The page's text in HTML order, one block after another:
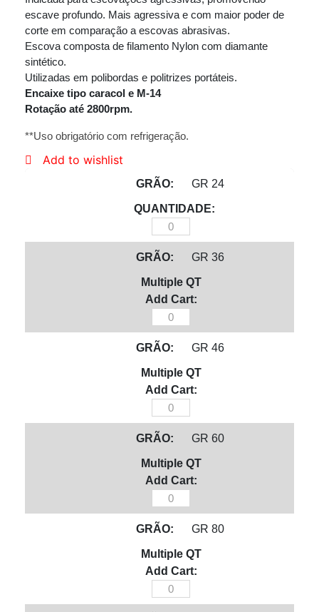
escave profundo. Mais agressiva e com maior poder de
corte em comparação a escovas abrasivas.
Escova composta de filamento Nylon com diamante
sintético.
Utilizadas em polibordas e politrizes portáteis.
Encaixe tipo caracol e M-14
Rotação até 2800rpm.
**Uso obrigatório com refrigeração.
Add to wishlist
GR 24
Escova
Rotativa
125mm
Diamantada
quantidade
GR 36
Escova
Rotativa
125mm
Diamantada
quantidade
GR 46
Escova
Rotativa
125mm
Diamantada
quantidade
GR 60
Escova
Rotativa
125mm
Diamantada
quantidade
GR 80
Escova
Rotativa